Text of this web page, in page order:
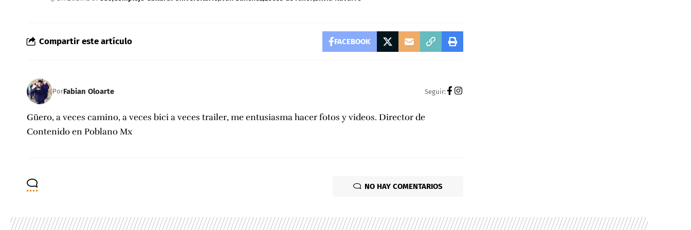
Compartir este artículo FACEBOOK
PorFabian Oloarte Seguir:
Güero, a veces camino, a veces bici a veces trailer, me entusiasma hacer fotos y videos. Director de
Contenido en Poblano Mx
NO HAY COMENTARIOS